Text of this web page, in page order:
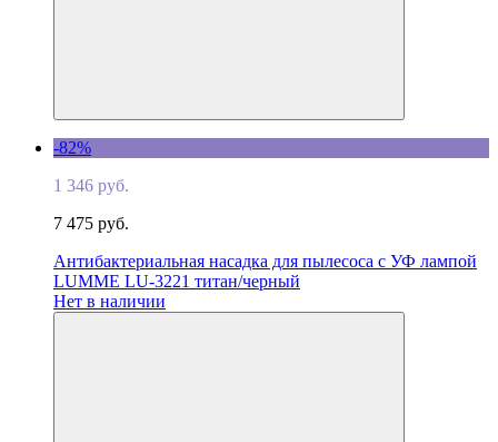
-82%
1 346 руб.
7 475 руб.
Антибактериальная насадка для пылесоса с УФ лампой
LUMME LU-3221 титан/черный
Нет в наличии